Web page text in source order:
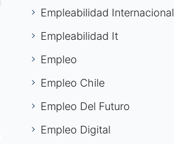
Empleabilidad Internacional
Empleabilidad It
Empleo
Empleo Chile
Empleo Del Futuro
Empleo Digital